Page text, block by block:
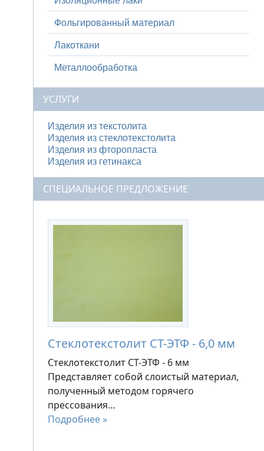
Фольгированный материал
Лакоткани
Металлообработка
УСЛУГИ
Изделия из текстолита
Изделия из стеклотекстолита
Изделия из фторопласта
Изделия из гетинакса
СПЕЦИАЛЬНОЕ ПРЕДЛОЖЕНИЕ
Стеклотекстолит СТ-ЭТФ - 6,0 мм
Стеклотекстолит СТ-ЭТФ - 6 мм
Представляет собой слоистый материал,
полученный методом горячего
прессования…
Подробнее »